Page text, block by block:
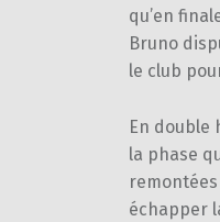
qu’en
Bruno
le club
En double
la phase
échapper